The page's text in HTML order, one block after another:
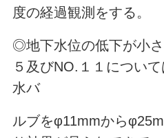
度の経過観測をする。
◎地下水位の低下が小
５及びNO.１１につい
水バ
ルブをφ11mmから